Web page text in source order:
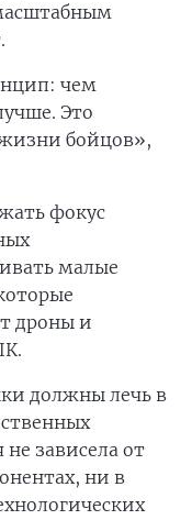
чем
Это
жизни бойцов»,
фокус
малые
дроны и
должны лечь в
не зависела от
ни в